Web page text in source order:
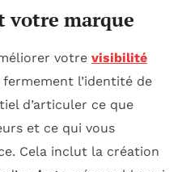
votre marque
votre visibilité
l’identité de
d’articuler ce que
et ce qui vous
Cela inclut la création